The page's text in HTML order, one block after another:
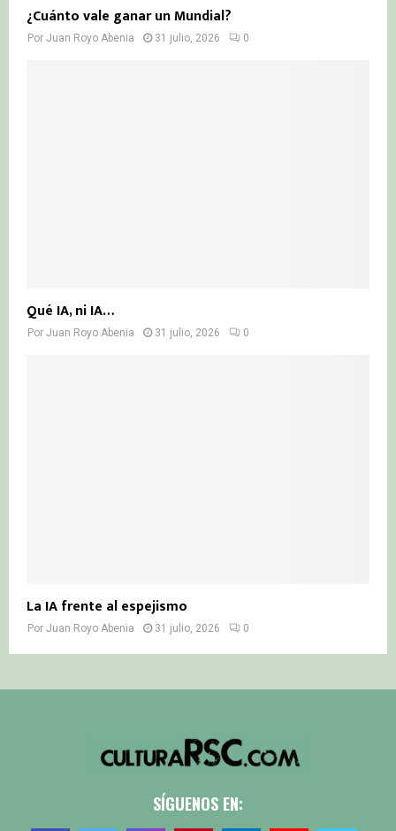
¿Cuánto vale ganar un Mundial?
Por Juan Royo Abenia 31 julio, 2026 0
Qué IA, ni IA…
Por Juan Royo Abenia 31 julio, 2026 0
La IA frente al espejismo
Por Juan Royo Abenia 31 julio, 2026 0
SÍGUENOS EN: